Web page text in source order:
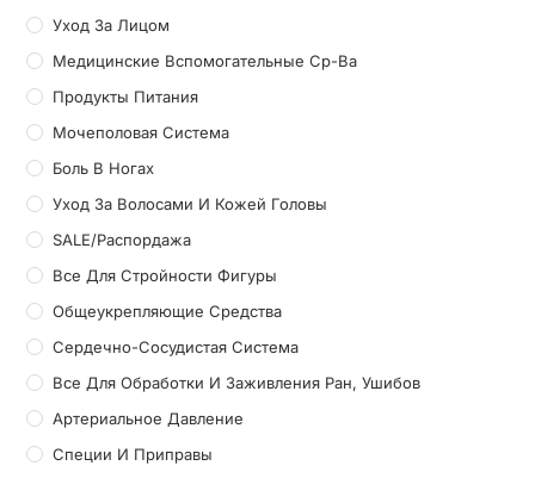
Уход За Лицом
Медицинские Вспомогательные Ср-Ва
Продукты Питания
Мочеполовая Система
Боль В Ногах
Уход За Волосами И Кожей Головы
SALE/Распордажа
Все Для Стройности Фигуры
Общеукрепляющие Средства
Сердечно-Сосудистая Система
Все Для Обработки И Заживления Ран, Ушибов
Артериальное Давление
Специи И Приправы